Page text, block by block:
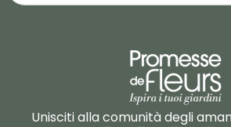
Unisciti alla comunità degli